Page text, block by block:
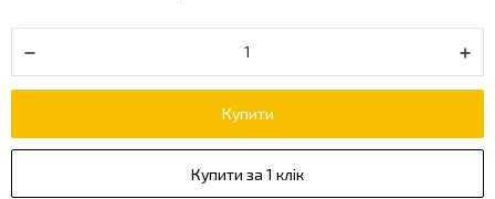
Купити
Купити за 1 клік